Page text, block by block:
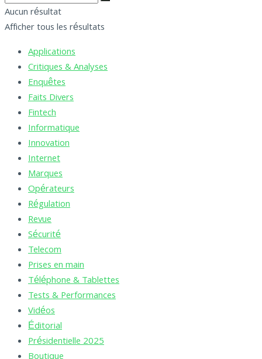
Aucun résultat
Afficher tous les résultats
Applications
Critiques & Analyses
Enquêtes
Faits Divers
Fintech
Informatique
Innovation
Internet
Marques
Opérateurs
Régulation
Revue
Sécurité
Telecom
Prises en main
Téléphone & Tablettes
Tests & Performances
Vidéos
Éditorial
Présidentielle 2025